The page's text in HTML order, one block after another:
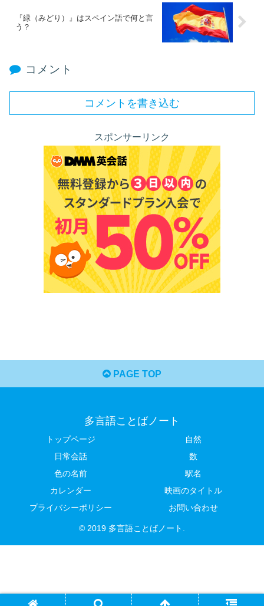
『緑（みどり）』はスペイン語で何と言
う？
コメント
コメントを書き込む
スポンサーリンク
PAGE TOP
多言語ことばノート
トップページ
自然
日常会話
数
色の名前
駅名
カレンダー
映画のタイトル
プライバシーポリシー
お問い合わせ
© 2019 多言語ことばノート.